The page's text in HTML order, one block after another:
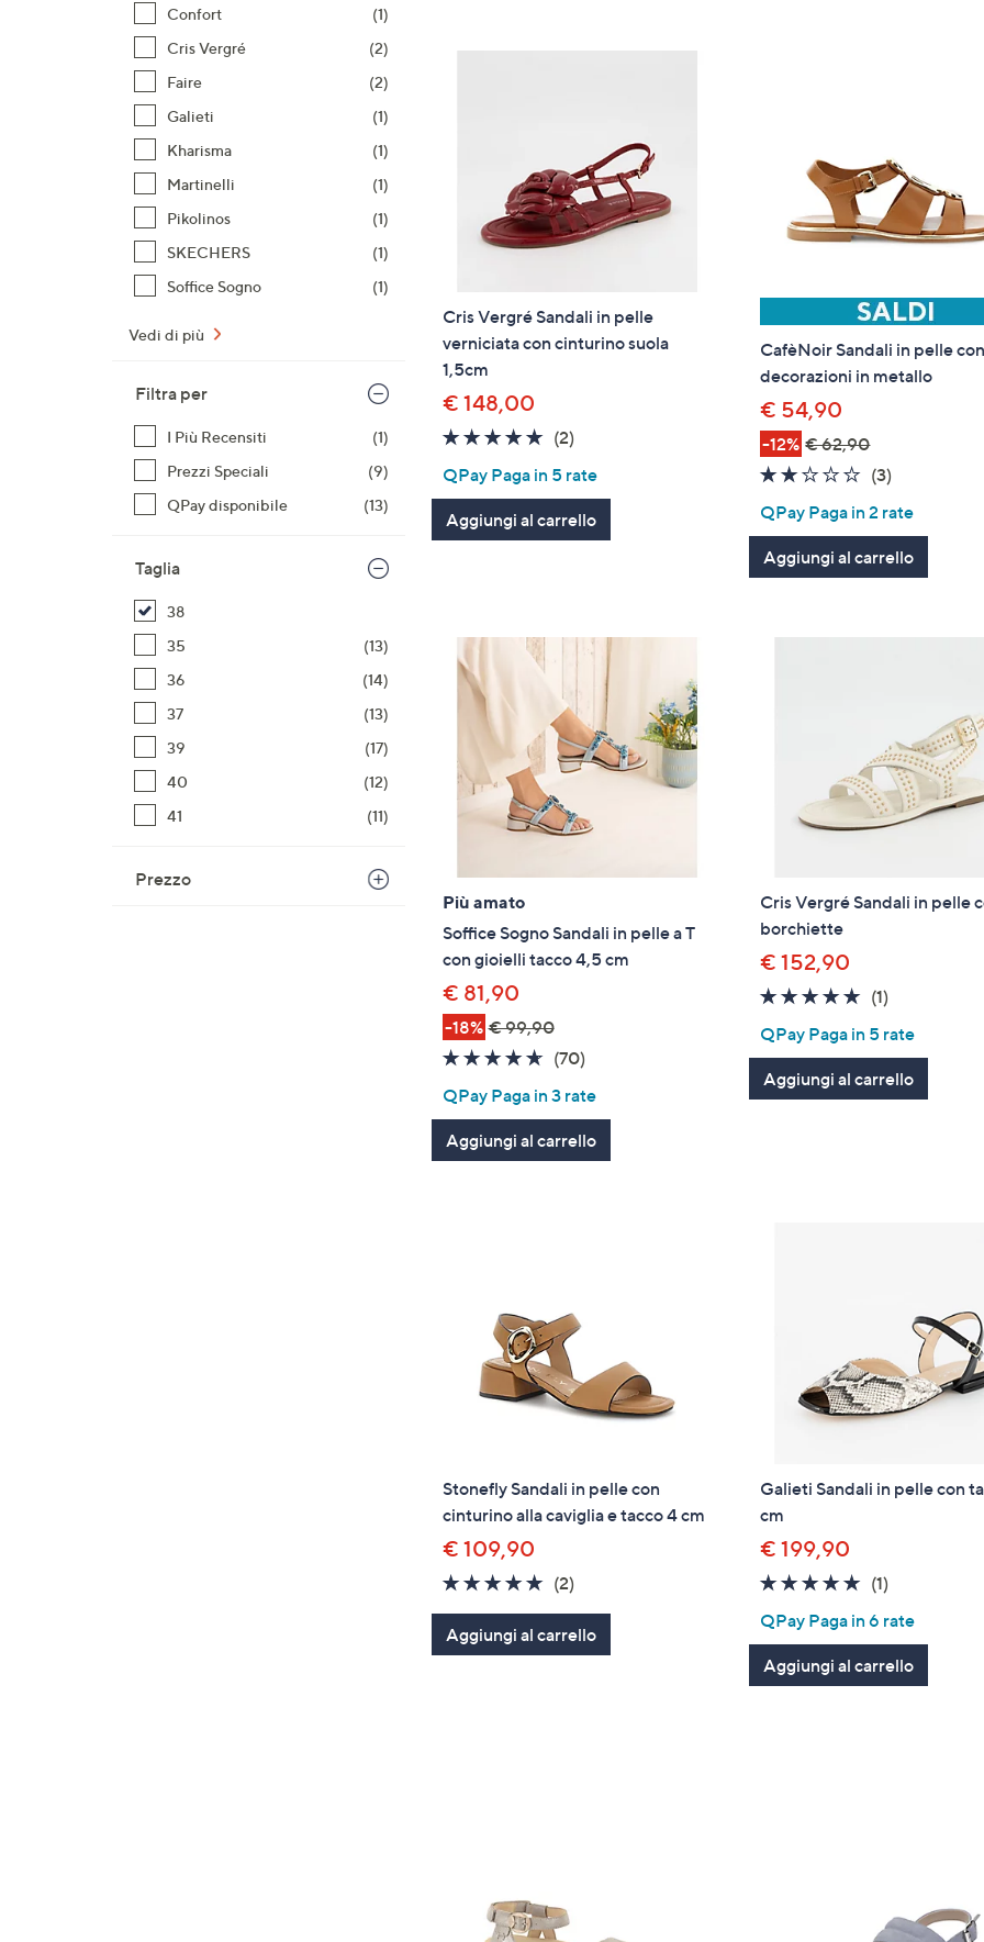
consultarli.
prodotti Confort
(1)
Cris Vergré
(2)
Faire
(2)
Galieti
(1)
Kharisma
(1)
Martinelli
(1)
Pikolinos
(1)
SKECHERS
(1)
Soffice Sogno
(1)
Vedi di più
Filtra per
I Più Recensiti
(1)
Prezzi Speciali
(9)
QPay disponibile
(13)
Taglia
38
35
(13)
36
(14)
37
(13)
39
(17)
40
(12)
41
(11)
Prezzo
Cris Vergré Sandali in pelle
verniciata con cinturino suola
1,5cm
€ 148,00
5.0
5
Stars
(2)2
QPay Paga in 5 rate
Aggiungi al carrello
CafèNoir Sandali in pelle con
decorazioni in metallo
€ 54,90
-12% € 62,90
2.0
5
Stars
(3)
QPay Paga in 2 rate
Aggiungi al carrello
Più amato
Soffice Sogno Sandali in pelle a T
con gioielli tacco 4,5 cm
€ 81,90
-18% € 99,90
4.6
Stars
(70)70
QPay Paga in 3 rate
Aggiungi al carrello
Cris Vergré Sandali in pelle
borchiette
€ 152,90
5.0
Stars
(1)
QPay Paga in 5 rate
Aggiungi al carrello
Stonefly Sandali in pelle con
cinturino alla caviglia e tacco 4 cm
€ 109,90
5.0
5
Stars
(2)2
Aggiungi al carrello
Galieti Sandali in pelle con
cm
€ 199,90
5.0
5
Stars
(1)
QPay Paga in 6 rate
Aggiungi al carrello